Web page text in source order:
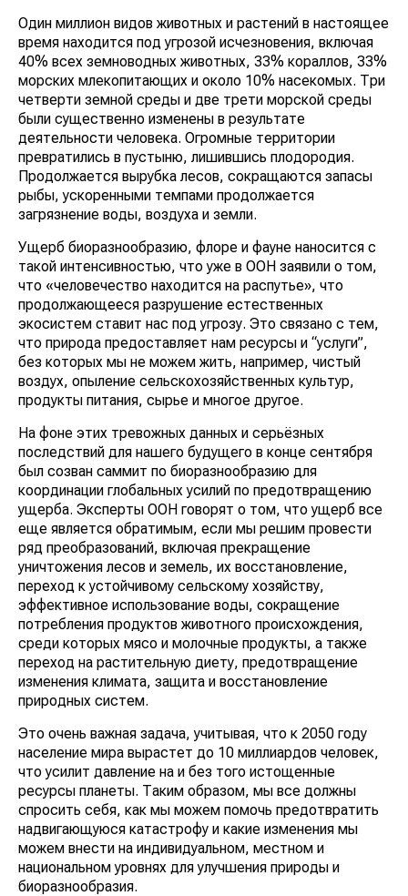
Один миллион видов животных и растений в настоящее
время находится под угрозой исчезновения, включая
40% всех земноводных животных, 33% кораллов, 33%
морских млекопитающих и около 10% насекомых. Три
четверти земной среды и две трети морской среды
были существенно изменены в результате
деятельности человека. Огромные территории
превратились в пустыню, лишившись плодородия.
Продолжается вырубка лесов, сокращаются запасы
рыбы, ускоренными темпами продолжается
загрязнение воды, воздуха и земли.
Ущерб биоразнообразию, флоре и фауне наносится с
такой интенсивностью, что уже в ООН заявили о том,
что «человечество находится на распутье», что
продолжающееся разрушение естественных
экосистем ставит нас под угрозу. Это связано с тем,
что природа предоставляет нам ресурсы и “услуги”,
без которых мы не можем жить, например, чистый
воздух, опыление сельскохозяйственных культур,
продукты питания, сырье и многое другое.
На фоне этих тревожных данных и серьёзных
последствий для нашего будущего в конце сентября
был созван саммит по биоразнообразию для
координации глобальных усилий по предотвращению
ущерба. Эксперты ООН говорят о том, что ущерб все
еще является обратимым, если мы решим провести
ряд преобразований, включая прекращение
уничтожения лесов и земель, их восстановление,
переход к устойчивому сельскому хозяйству,
эффективное использование воды, сокращение
потребления продуктов животного происхождения,
среди которых мясо и молочные продукты, а также
переход на растительную диету, предотвращение
изменения климата, защита и восстановление
природных систем.
Это очень важная задача, учитывая, что к 2050 году
население мира вырастет до 10 миллиардов человек,
что усилит давление на и без того истощенные
ресурсы планеты. Таким образом, мы все должны
спросить себя, как мы можем помочь предотвратить
надвигающуюся катастрофу и какие изменения мы
можем внести на индивидуальном, местном и
национальном уровнях для улучшения природы и
биоразнообразия.